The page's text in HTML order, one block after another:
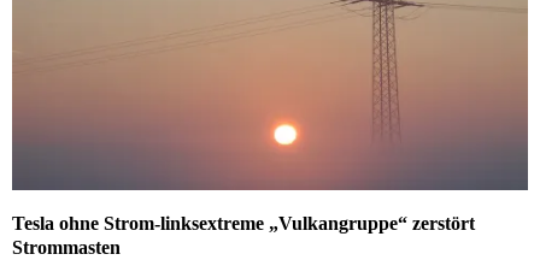
Tesla ohne Strom-linksextreme „Vulkangruppe“ zerstört
Strommasten